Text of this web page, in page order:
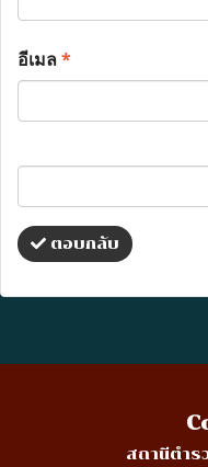
อีเมล*
ตอบกลับ
สถานีตำร